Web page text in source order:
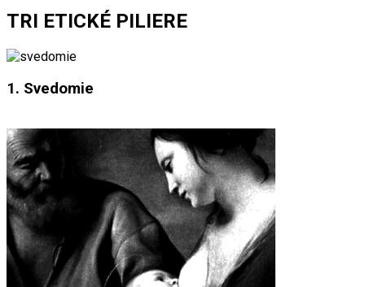
TRI ETICKÉ PILIERE
1. Svedomie